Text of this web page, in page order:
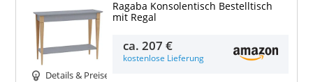
Details & Preise
Ragaba Konsolentisch Bestelltisch
mit Regal
ca.207 €
kostenlose Lieferung